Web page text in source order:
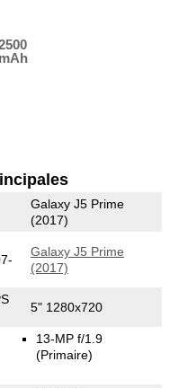
mAh
Galaxy J5 Prime
(2017)
Galaxy J5 Prime
(2017)
5" 1280x720
13-MP f/1.9
(Primaire)